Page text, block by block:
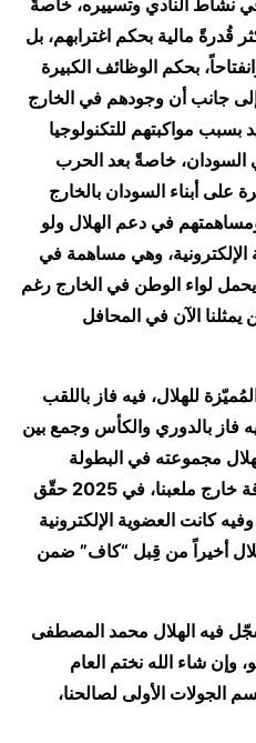
قُدرةً مالية بحكم اغترابهم، بل
بحكم الوظائف الكبيرة
جانب أن وجودهم في الخارج
مواكبتهم للتكنولوجيا
السودان، خاصةً بعد الحرب
على أبناء السودان بالخارج
في دعم الهلال ولو
وهي مساهمة في
لواء الوطن في الخارج رغم
الآن في المحافل
المُميّزة للهلال، فيه فاز باللقب
فاز بالدوري والكأس وجمع بين
مجموعته في البطولة
الأفريقية، وحقّقنا انتصارات فارقة خارج ملعبنا، في 2025 حقّق
الفوز على المريخ 4 – 0، وفيه كانت العضوية الإلكترونية
أخيراً من قِبل “كاف” ضمن
كان رائعاً في 2025، سجّل فيه الهلال محمد المصطفى
وإن شاء الله نختم العام
الجولات الأولى لصالحنا،